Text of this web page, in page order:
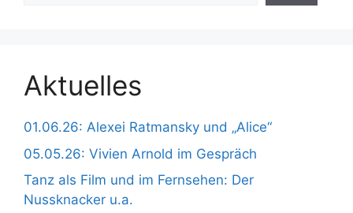
Aktuelles
01.06.26: Alexei Ratmansky und „Alice“
05.05.26: Vivien Arnold im Gespräch
Tanz als Film und im Fernsehen: Der
Nussknacker u.a.